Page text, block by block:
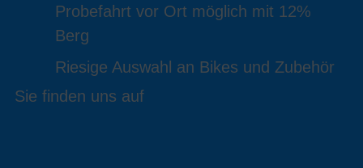
Probefahrt vor Ort möglich mit 12%
Berg
Riesige Auswahl an Bikes und Zubehör
Sie finden uns auf